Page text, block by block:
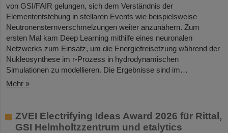
von GSI/FAIR gelungen, sich dem Verständnis der
Elemententstehung in stellaren Events wie beispielsweise
Neutronensternverschmelzungen weiter anzunähern. Zum
ersten Mal kam Deep Learning mithilfe eines neuronalen
Netzwerks zum Einsatz, um die Energiefreisetzung während der
Nukleosynthese im r-Prozess in hydrodynamischen
Simulationen zu modellieren. Die Ergebnisse sind im…
Mehr »
ZVEI Electrifying Ideas Award 2026 für Rittal,
GSI Helmholtzzentrum und etalytics